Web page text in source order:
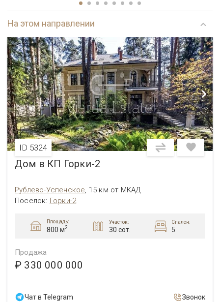
На этом направлении
ID 5324
Дом в КП Горки-2
Рублево-Успенское, 15 км от МКАД
Посёлок: Горки-2
Площадь:
800 м2
Участок:
30 сот.
Спален:
5
Продажа
₽ 330 000 000
Чат в Telegram Звонок